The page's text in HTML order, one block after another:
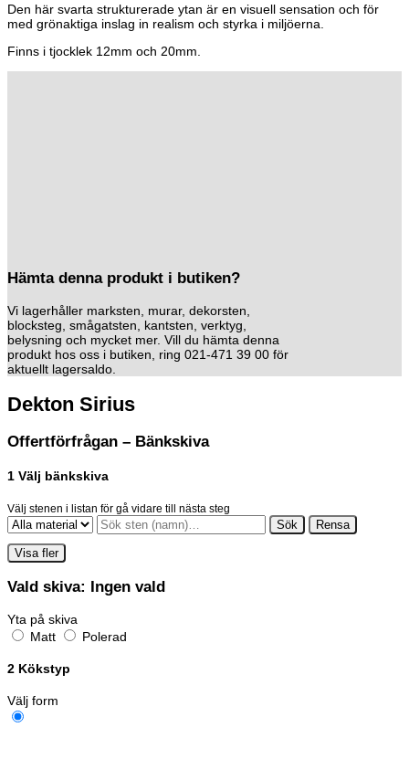
Den här svarta strukturerade ytan är en visuell sensation och för
med grönaktiga inslag in realism och styrka i miljöerna.
Finns i tjocklek 12mm och 20mm.
Hämta denna produkt i butiken?
Vi lagerhåller marksten, murar, dekorsten,
blocksteg, smågatsten, kantsten, verktyg,
belysning och mycket mer. Vill du hämta denna
produkt hos oss i butiken, ring 021-471 39 00 för
aktuellt lagersaldo.
Dekton Sirius
Offertförfrågan – Bänkskiva
1 Välj bänkskiva
Välj stenen i listan för gå vidare till nästa steg
Sök Rensa
Visa fler
Vald skiva: Ingen vald
Yta på skiva
Matt
Polerad
2 Kökstyp
Välj form